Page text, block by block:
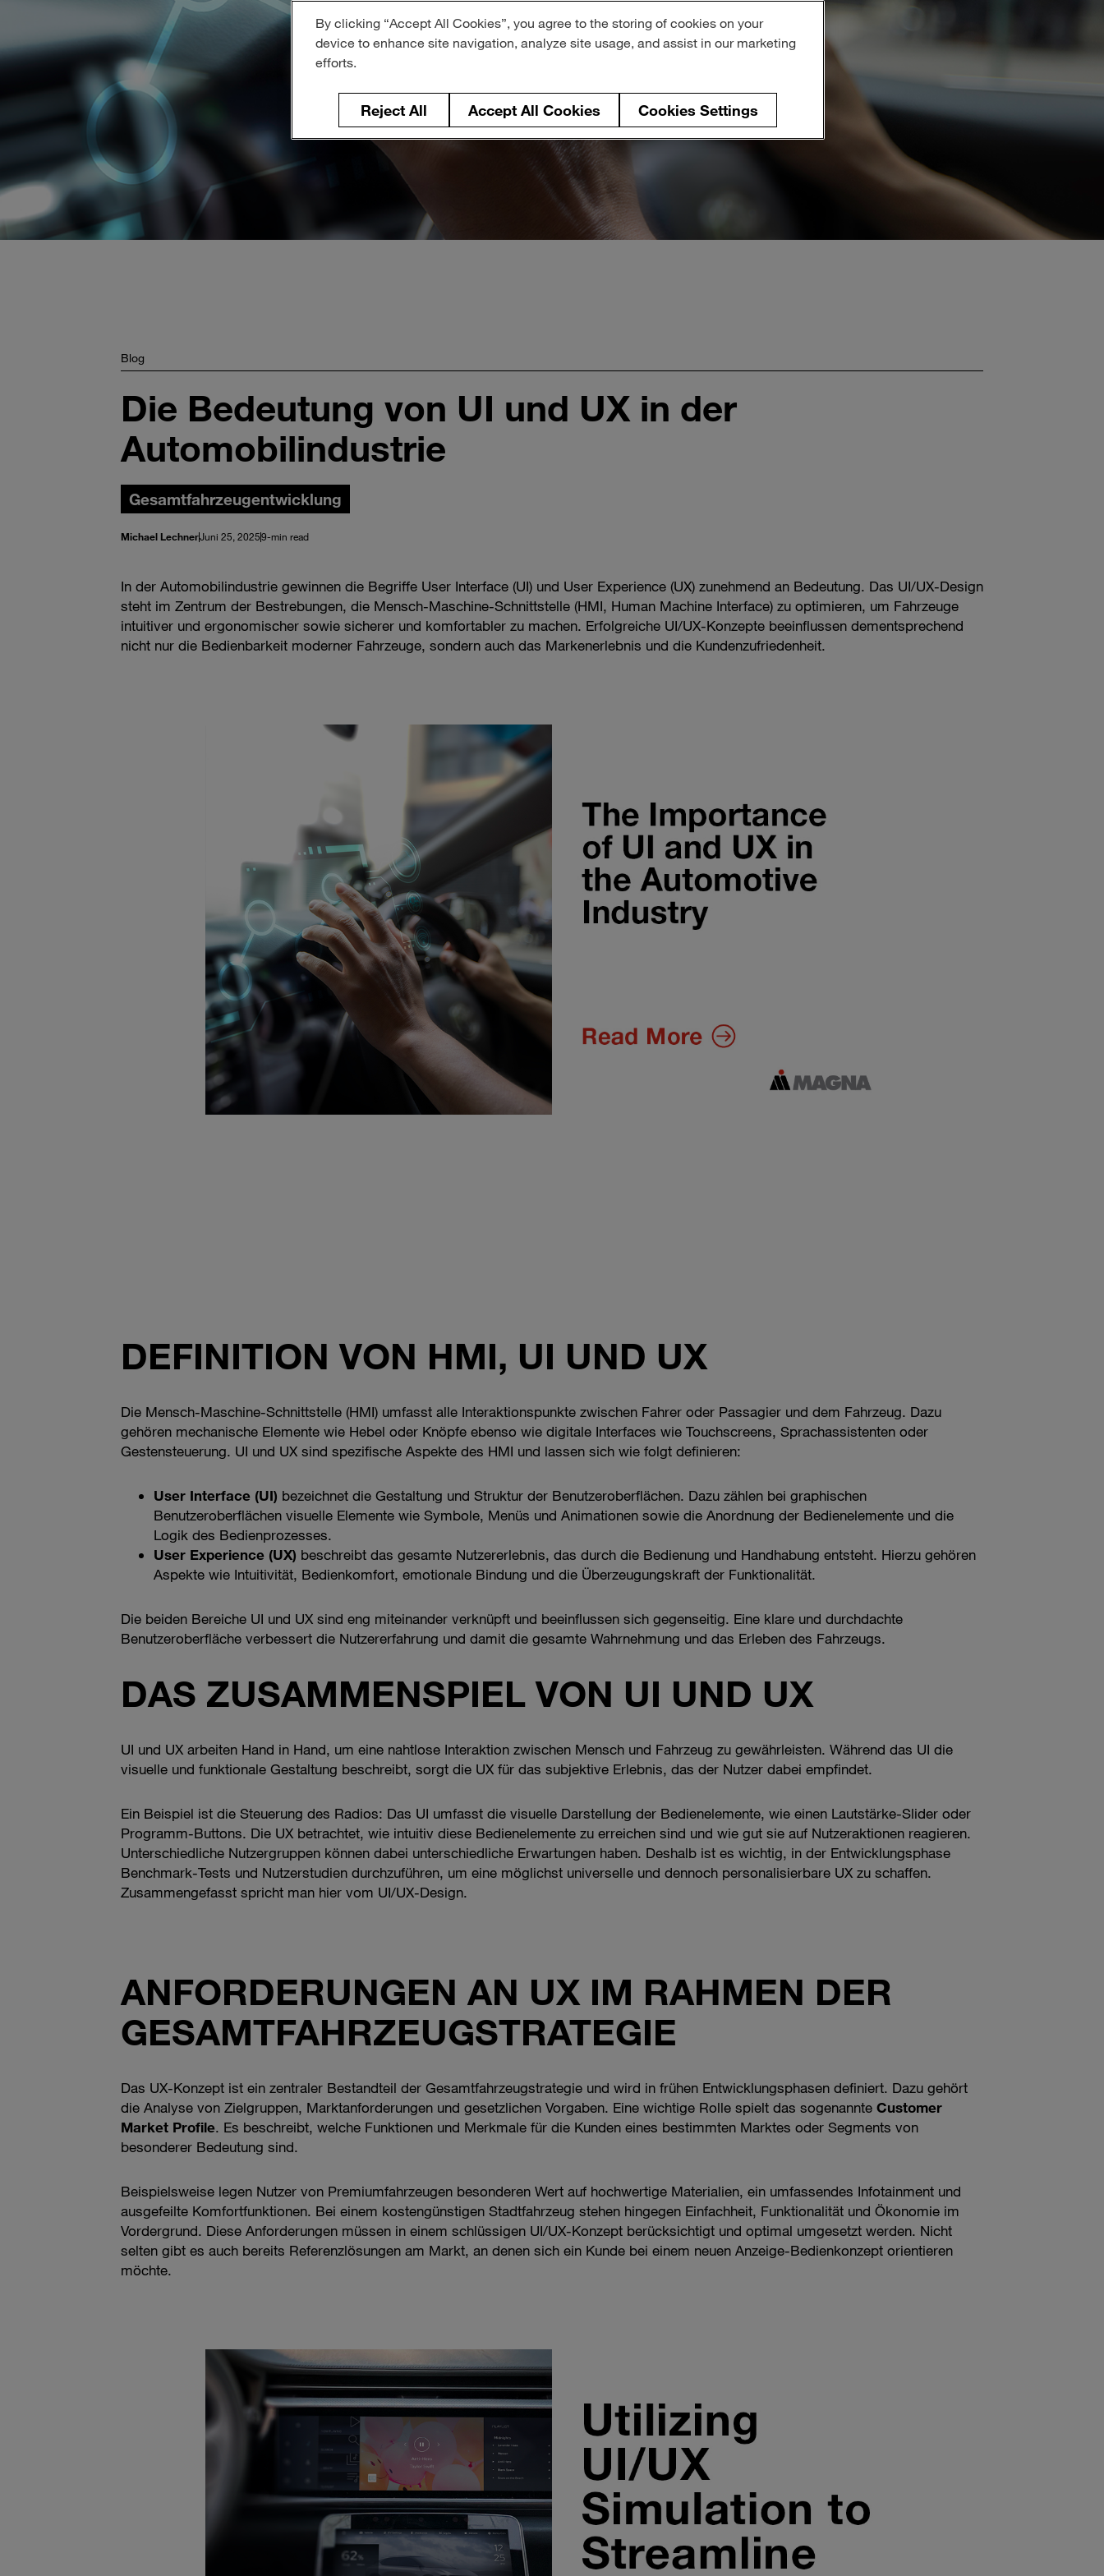
Blog
Die Bedeutung von UI und UX in der
Automobilindustrie
Gesamtfahrzeugentwicklung
Michael LechnerJuni 25, 20259-min read
In der Automobilindustrie gewinnen die Begriffe User Interface (UI) und User Experience (UX) zunehmend an Bedeutung. Das UI/UX-Design
steht im Zentrum der Bestrebungen, die Mensch-Maschine-Schnittstelle (HMI, Human Machine Interface) zu optimieren, um Fahrzeuge
intuitiver und ergonomischer sowie sicherer und komfortabler zu machen. Erfolgreiche UI/UX-Konzepte beeinflussen dementsprechend
nicht nur die Bedienbarkeit moderner Fahrzeuge, sondern auch das Markenerlebnis und die Kundenzufriedenheit.
DEFINITION VON HMI, UI UND UX
Die Mensch-Maschine-Schnittstelle (HMI) umfasst alle Interaktionspunkte zwischen Fahrer oder Passagier und dem Fahrzeug. Dazu
gehören mechanische Elemente wie Hebel oder Knöpfe ebenso wie digitale Interfaces wie Touchscreens, Sprachassistenten oder
Gestensteuerung. UI und UX sind spezifische Aspekte des HMI und lassen sich wie folgt definieren:
User Interface (UI) bezeichnet die Gestaltung und Struktur der Benutzeroberflächen. Dazu zählen bei graphischen
Benutzeroberflächen visuelle Elemente wie Symbole, Menüs und Animationen sowie die Anordnung der Bedienelemente und die
Logik des Bedienprozesses.
User Experience (UX) beschreibt das gesamte Nutzererlebnis, das durch die Bedienung und Handhabung entsteht. Hierzu gehören
Aspekte wie Intuitivität, Bedienkomfort, emotionale Bindung und die Überzeugungskraft der Funktionalität.
Die beiden Bereiche UI und UX sind eng miteinander verknüpft und beeinflussen sich gegenseitig. Eine klare und durchdachte
Benutzeroberfläche verbessert die Nutzererfahrung und damit die gesamte Wahrnehmung und das Erleben des Fahrzeugs.
DAS ZUSAMMENSPIEL VON UI UND UX
UI und UX arbeiten Hand in Hand, um eine nahtlose Interaktion zwischen Mensch und Fahrzeug zu gewährleisten. Während das UI die
visuelle und funktionale Gestaltung beschreibt, sorgt die UX für das subjektive Erlebnis, das der Nutzer dabei empfindet.
Ein Beispiel ist die Steuerung des Radios: Das UI umfasst die visuelle Darstellung der Bedienelemente, wie einen Lautstärke-Slider oder
Programm-Buttons. Die UX betrachtet, wie intuitiv diese Bedienelemente zu erreichen sind und wie gut sie auf Nutzeraktionen reagieren.
Unterschiedliche Nutzergruppen können dabei unterschiedliche Erwartungen haben. Deshalb ist es wichtig, in der Entwicklungsphase
Benchmark-Tests und Nutzerstudien durchzuführen, um eine möglichst universelle und dennoch personalisierbare UX zu schaffen.
Zusammengefasst spricht man hier vom UI/UX-Design.
ANFORDERUNGEN AN UX IM RAHMEN DER
GESAMTFAHRZEUGSTRATEGIE
Das UX-Konzept ist ein zentraler Bestandteil der Gesamtfahrzeugstrategie und wird in frühen Entwicklungsphasen definiert. Dazu gehört
die Analyse von Zielgruppen, Marktanforderungen und gesetzlichen Vorgaben. Eine wichtige Rolle spielt das sogenannte Customer
Market Profile. Es beschreibt, welche Funktionen und Merkmale für die Kunden eines bestimmten Marktes oder Segments von
besonderer Bedeutung sind.
Beispielsweise legen Nutzer von Premiumfahrzeugen besonderen Wert auf hochwertige Materialien, ein umfassendes Infotainment und
ausgefeilte Komfortfunktionen. Bei einem kostengünstigen Stadtfahrzeug stehen hingegen Einfachheit, Funktionalität und Ökonomie im
Vordergrund. Diese Anforderungen müssen in einem schlüssigen UI/UX-Konzept berücksichtigt und optimal umgesetzt werden. Nicht
selten gibt es auch bereits Referenzlösungen am Markt, an denen sich ein Kunde bei einem neuen Anzeige-Bedienkonzept orientieren
möchte.
By clicking “Accept All Cookies”, you agree to the storing of cookies on your
device to enhance site navigation, analyze site usage, and assist in our marketing
efforts.
Reject All Accept All Cookies Cookies Settings